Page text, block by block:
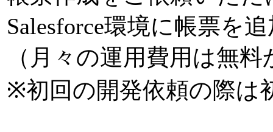
Salesforce環境に帳票を
（月々の運用費用は無料
※初回の開発依頼の際は